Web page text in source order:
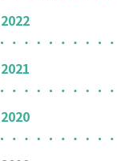
2022
2021
2020